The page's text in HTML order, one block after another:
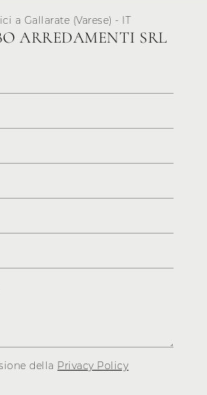
a Gallarate (Varese) - IT
ARREDAMENTI SRL
della Privacy Policy